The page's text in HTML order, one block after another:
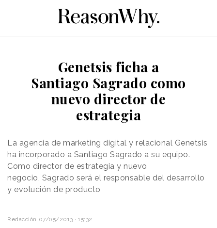
Genetsis ficha a
Santiago Sagrado como
nuevo director de
estrategia
La agencia de marketing digital y relacional Genetsis
ha incorporado a Santiago Sagrado a su equipo.
Como director de estrategia y nuevo
negocio, Sagrado será el responsable del desarrollo
y evolución de producto
Redacción 07/05/2013 · 15:32